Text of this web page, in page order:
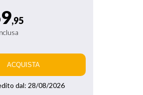
,95
dal: 28/08/2026